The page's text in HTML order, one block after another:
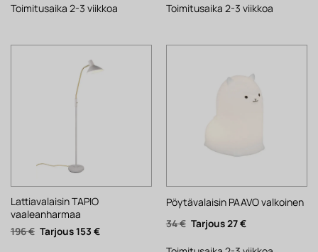
52 €. 41 €.
Toimitusaika 2-3 viikkoa 124 €. 97 €.
Toimitusaika 2-3 viikkoa
Lattiavalaisin TAPIO
vaaleanharmaa
196€ Alkuperäinen
hinta
153 €Nykyinen
Pöytävalaisin PAAVO valkoinen
34€ Alkuperäinen
hinta
27€Nykyinen